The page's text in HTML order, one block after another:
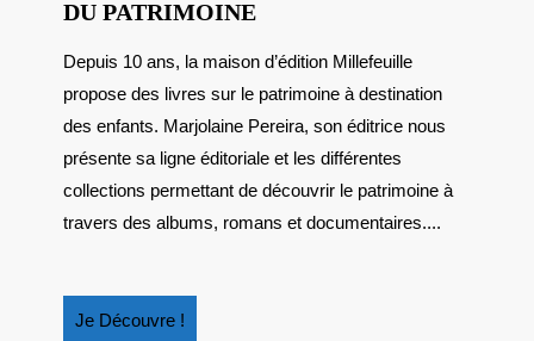
DU PATRIMOINEEDITIONS
:
DES
LIVRES
POUR
ENFANTS
AUTOUR
Depuis 10 ans, la maison d’édition Millefeuille
propose des livres sur le patrimoine à destination
des enfants. Marjolaine Pereira, son éditrice nous
présente sa ligne éditoriale et les différentes
collections permettant de découvrir le patrimoine à
travers des albums, romans et documentaires....
Je Découvre !